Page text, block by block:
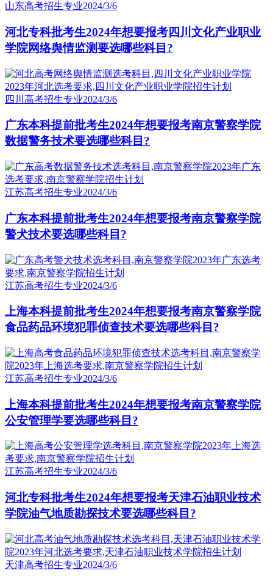
山东高考招生专业2024/3/6
河北专科批考生2024年想要报考四川文化产业职业
学院网络舆情监测要选哪些科目?
四川高考招生专业2024/3/6
广东本科提前批考生2024年想要报考南京警察学院
数据警务技术要选哪些科目?
江苏高考招生专业2024/3/6
广东本科提前批考生2024年想要报考南京警察学院
警犬技术要选哪些科目?
江苏高考招生专业2024/3/6
上海本科提前批考生2024年想要报考南京警察学院
食品药品环境犯罪侦查技术要选哪些科目?
江苏高考招生专业2024/3/6
上海本科提前批考生2024年想要报考南京警察学院
公安管理学要选哪些科目?
江苏高考招生专业2024/3/6
河北专科批考生2024年想要报考天津石油职业技术
学院油气地质勘探技术要选哪些科目?
天津高考招生专业2024/3/6